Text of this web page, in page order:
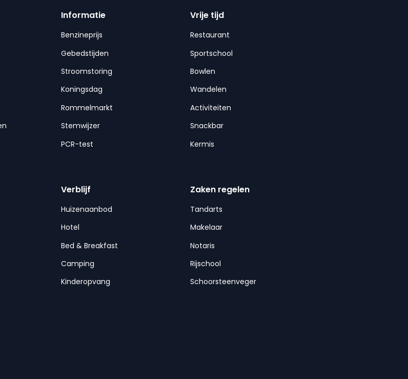
Informatie
Benzineprijs
Gebedstijden
Stroomstoring
Koningsdag
Rommelmarkt
Stemwijzer
PCR-test
Vrije tijd
Restaurant
Sportschool
Bowlen
Wandelen
Activiteiten
Snackbar
Kermis
Verblijf
Huizenaanbod
Hotel
Bed & Breakfast
Camping
Kinderopvang
Zaken regelen
Tandarts
Makelaar
Notaris
Rijschool
Schoorsteenveger